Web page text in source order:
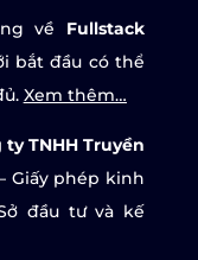
về Fullstack
bắt đầu có thể
Xem thêm…
ty TNHH Truyền
Giấy phép kinh
đầu tư và kế